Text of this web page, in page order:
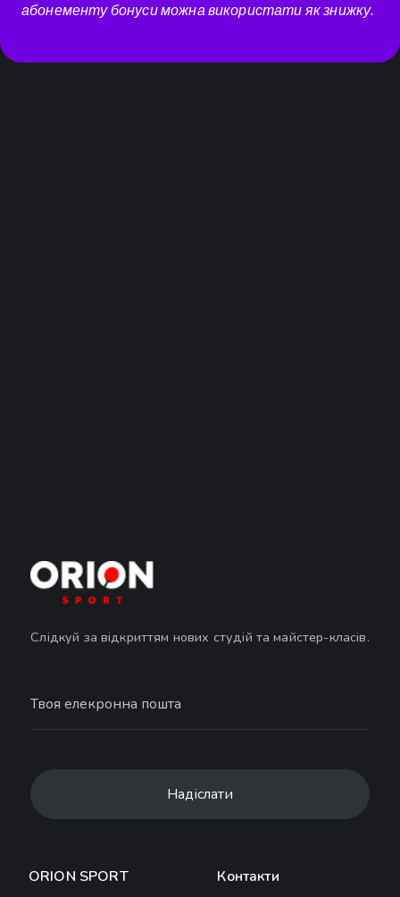
абонементу бонуси можна використати як знижку.
Слідкуй за відкриттям нових студій та майстер-класів.
ORION SPORT Контакти